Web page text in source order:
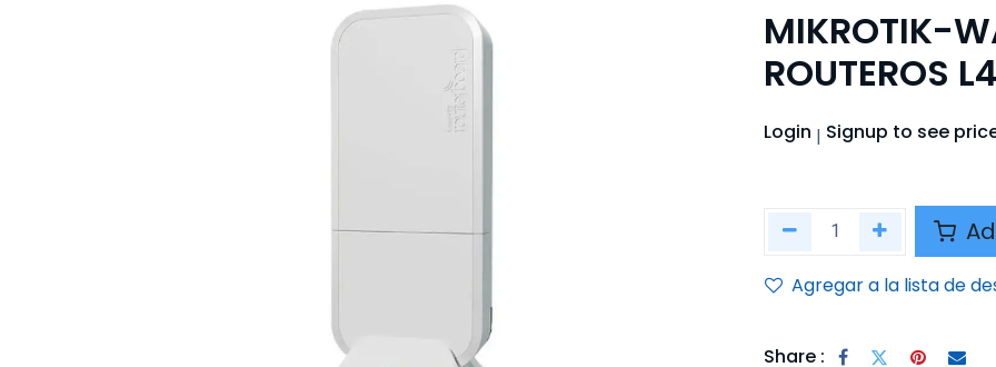
MIKROTIK-
ROUTEROS
Login | Signup to see
Agregar a la lista de
Share :